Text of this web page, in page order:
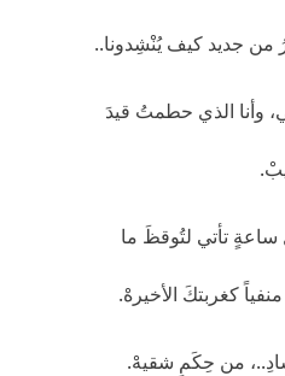
من جديد كيف يُنْشِدونا..
الذي حطمتُ قيدَ
ساعةٍ تأتي لتُوقظَ ما
كغربتكَ الأخيرهْ.
من حِكَمٍ شقيهْ.